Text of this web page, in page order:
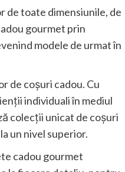
de toate dimensiunile, de
gourmet prin
modele de urmat în
de coșuri cadou. Cu
individuali în mediul
colecții unicat de coșuri
un nivel superior.
cadou gourmet